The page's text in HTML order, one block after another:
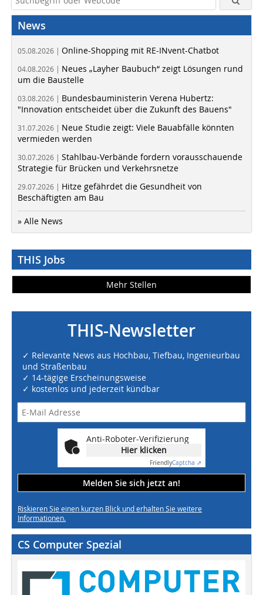
News
05.08.2026 | Online-Shopping mit RE-INvent-Chatbot
04.08.2026 | Neues „Layher Baubuch“ zeigt Lösungen rund
um die Baustelle
03.08.2026 | Bundesbauministerin Verena Hubertz:
"Innovation entscheidet über die Zukunft des Bauens"
31.07.2026 | Neue Studie zeigt: Viele Bauabfälle könnten
vermieden werden
30.07.2026 | Stahlbau-Verbände fordern vorausschauende
Strategie für Brücken und Verkehrsnetze
29.07.2026 | Hitze gefährdet die Gesundheit von
Beschäftigten am Bau
» Alle News
THIS Jobs
Mehr Stellen
THIS-Newsletter
✓ Relevante News aus Hochbau, Tiefbau, Ingenieurbau
und Straßenbau
✓ 14-tägige Erscheinungsweise
✓ kostenlos und jederzeit kündbar
Anti-Roboter-Verifizierung
Hier klicken
FriendlyCaptcha ⇗
Melden Sie sich jetzt an!
Riskieren Sie einen kurzen Blick und erhalten Sie weitere
Informationen.
CS Computer Spezial